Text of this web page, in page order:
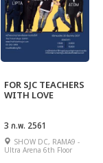
FOR SJC TEACHERS
WITH LOVE
3 ก.พ. 2561
SHOW DC, RAMA9 -
Ultra Arena 6th Floor